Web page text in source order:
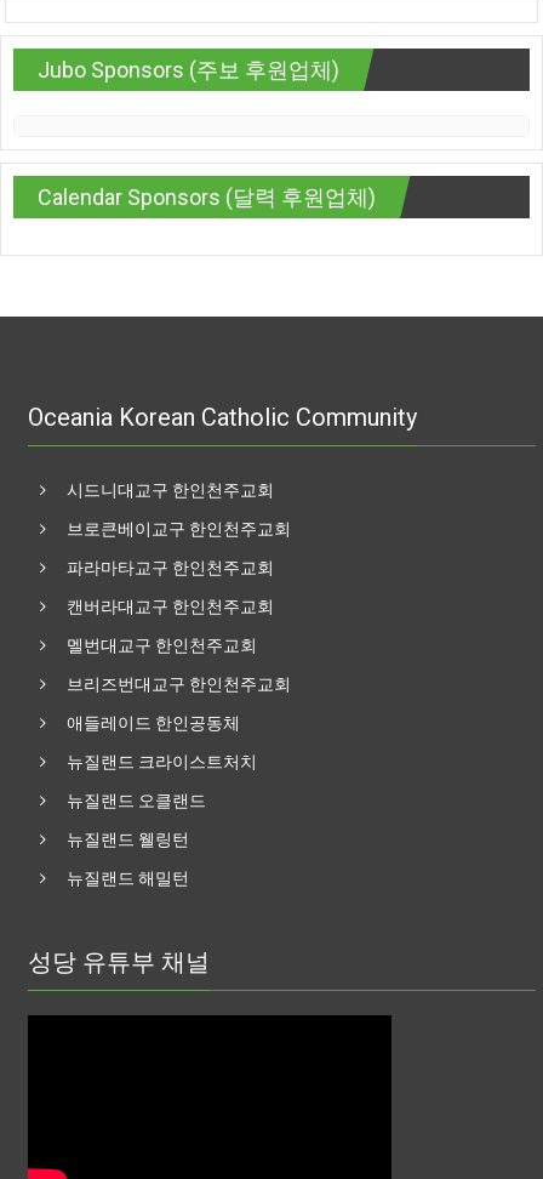
Jubo Sponsors (주보 후원업체)
Calendar Sponsors (달력 후원업체)
Oceania Korean Catholic Community
시드니대교구 한인천주교회
브로큰베이교구 한인천주교회
파라마타교구 한인천주교회
캔버라대교구 한인천주교회
멜번대교구 한인천주교회
브리즈번대교구 한인천주교회
애들레이드 한인공동체
뉴질랜드 크라이스트처치
뉴질랜드 오클랜드
뉴질랜드 웰링턴
뉴질랜드 해밀턴
성당 유튜부 채널